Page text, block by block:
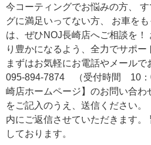
今コーティングでお悩みの方、
グに満足いってない方、 お車を
は、ぜひNOJ長崎店へご相談を！
り豊かになるよう、全力でサポー
まずはお気軽にお電話やメールで
095-894-7874 （受付時間 10：
崎店ホームページ】のお問い合わ
をご記入のうえ、送信くだ
内にご返信させていただきます。
しております。